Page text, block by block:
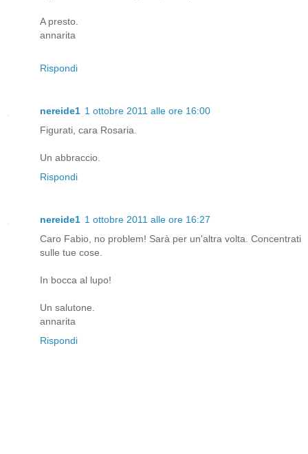
A presto.
annarita
Rispondi
nereide1 1 ottobre 2011 alle ore 16:00
Figurati, cara Rosaria.
Un abbraccio.
Rispondi
nereide1 1 ottobre 2011 alle ore 16:27
Caro Fabio, no problem! Sarà per un'altra volta. Concentrati
sulle tue cose.
In bocca al lupo!
Un salutone.
annarita
Rispondi